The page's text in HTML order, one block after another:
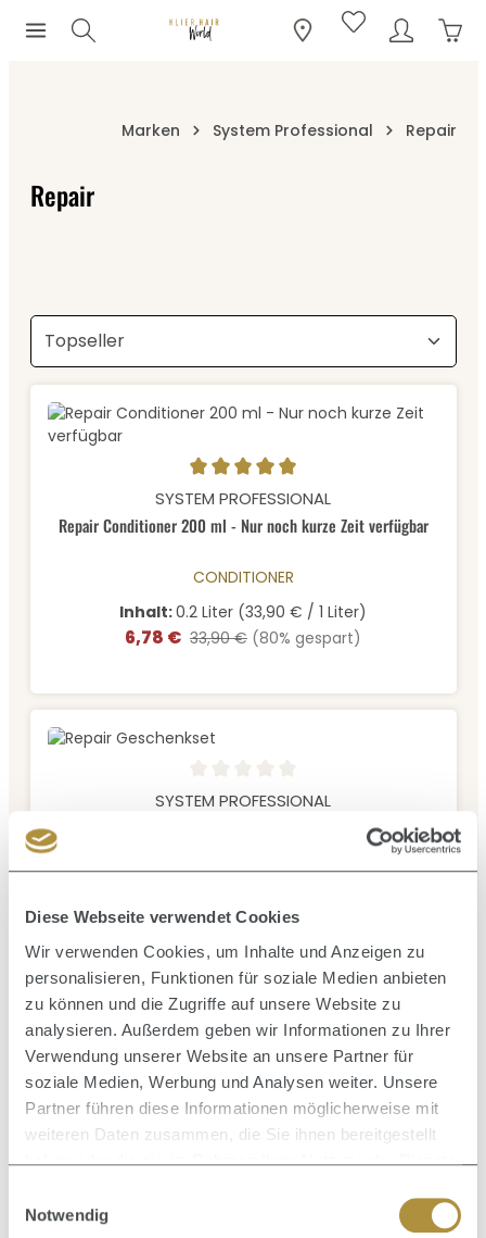
Diese Webseite verwendet Cookies
Wir verwenden Cookies, um Inhalte und Anzeigen zu
personalisieren, Funktionen für soziale Medien anbieten
zu können und die Zugriffe auf unsere Website zu
analysieren. Außerdem geben wir Informationen zu Ihrer
Verwendung unserer Website an unsere Partner für
soziale Medien, Werbung und Analysen weiter. Unsere
Partner führen diese Informationen möglicherweise mit
weiteren Daten zusammen, die Sie ihnen bereitgestellt
haben oder die sie im Rahmen Ihrer Nutzung der Dienste
Notwendig
Zum Hauptinhalt springen
Marken System Professional Repair
Repair
Durchschnittliche Bewertung von 5 von 5 Sternen
SYSTEM PROFESSIONAL
Repair Conditioner 200 ml - Nur noch kurze Zeit verfügbar
CONDITIONER
Inhalt:0.2 Liter (33,90 € / 1 Liter)
Verkaufspreis:
6,78 € Regulärer Preis:
33,90 € (80% gespart)
Durchschnittliche Bewertung von 0 von 5 Sternen
SYSTEM PROFESSIONAL
HAARMASKE, HAARÖL, SHAMPOO
Regulärer Preis:
39,90 €
Durchschnittliche Bewertung von 5 von 5 Sternen
SYSTEM PROFESSIONAL
Repair Emulsion 50 ml - Nur noch kurze Zeit verfügbar